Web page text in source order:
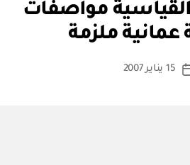
مواصفات
عمانية ملزمة
كاتب
بو
ا
س
ة
تاريخ
15 يناير 2007